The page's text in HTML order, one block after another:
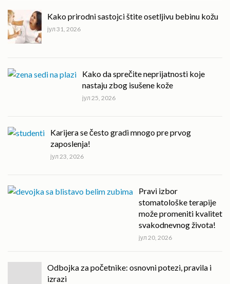
Kako prirodni sastojci štite osetljivu bebinu kožu
јул 31, 2026
Kako da sprečite neprijatnosti koje
nastaju zbog isušene kože
јул 25, 2026
Karijera se često gradi mnogo pre prvog
zaposlenja!
јул 23, 2026
Pravi izbor
stomatološke terapije
može promeniti kvalitet
svakodnevnog života!
јул 20, 2026
Odbojka za početnike: osnovni potezi, pravila i
izrazi